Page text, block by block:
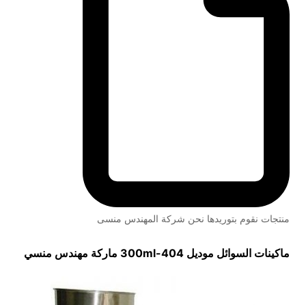
منتجات نقوم بتوريدها نحن شركة المهندس منسى
ماكينات السوائل موديل ماركة مهندس منسي